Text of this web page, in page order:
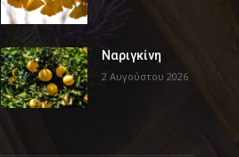
Ναριγκίνη
2 Αυγούστου 2026